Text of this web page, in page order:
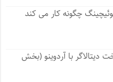
چگونه کار می کند
دیتالاگر با آردوینو (بخش